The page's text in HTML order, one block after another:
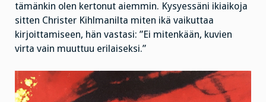
tämänkin olen kertonut aiemmin. Kysyessäni ikiaikoja
sitten Christer Kihlmanilta miten ikä vaikuttaa
kirjoittamiseen, hän vastasi: ”Ei mitenkään, kuvien
virta vain muuttuu erilaiseksi.”